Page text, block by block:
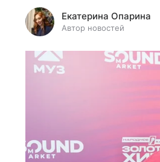
Екатерина Опарина
Автор новостей